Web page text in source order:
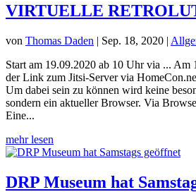
VIRTUELLE
von Thomas Daden | Sep. 18, 2020 |
Start am 19.09.2020 ab 10 Uhr via ...
der Link zum Jitsi-Server via
Um dabei sein zu können wird keine
sondern ein aktueller Browser. Via
Eine...
mehr lesen
DRP Museum hat